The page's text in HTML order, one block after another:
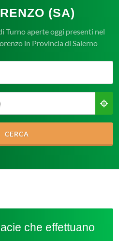
(SA)
Turno aperte oggi presenti nel
in Provincia di Salerno
CERCA
che effettuano